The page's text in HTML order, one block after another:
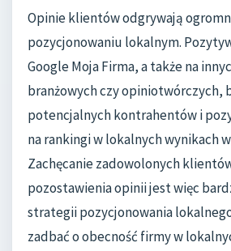
Opinie klientów odgrywają
pozycjonowaniu lokalnym.
Google Moja Firma, a także na
branżowych czy opiniotwórczych,
potencjalnych kontrahentów i
na rankingi w lokalnych wynikach
Zachęcanie zadowolonych
pozostawienia opinii jest więc
strategii pozycjonowania
zadbać o obecność firmy w